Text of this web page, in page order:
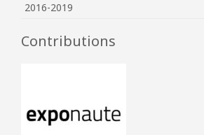
2016-2019
Contributions